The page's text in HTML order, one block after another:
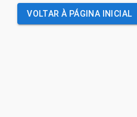
VOLTAR À PÁGINA INICIAL